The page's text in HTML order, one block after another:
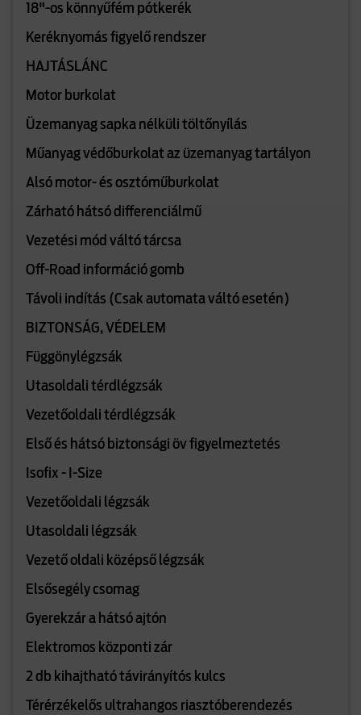
18"-os könnyűfém pótkerék
Keréknyomás figyelő rendszer
HAJTÁSLÁNC
Motor burkolat
Üzemanyag sapka nélküli töltőnyílás
Műanyag védőburkolat az üzemanyag tartályon
Alsó motor- és osztóműburkolat
Zárható hátsó differenciálmű
Vezetési mód váltó tárcsa
Off-Road információ gomb
Távoli indítás (Csak automata váltó esetén)
BIZTONSÁG, VÉDELEM
Függönylégzsák
Utasoldali térdlégzsák
Vezetőoldali térdlégzsák
Első és hátsó biztonsági öv figyelmeztetés
Isofix - I-Size
Vezetőoldali légzsák
Utasoldali légzsák
Vezető oldali középső légzsák
Elsősegély csomag
Gyerekzár a hátsó ajtón
Elektromos központi zár
2 db kihajtható távirányítós kulcs
Térérzékelős ultrahangos riasztóberendezés